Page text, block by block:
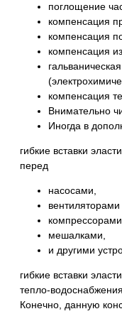
поглощение
компенсация
компенсация
компенсация
компенсация
Внимательно
Иногда в
гибкие вставки
перед
насосами,
компрессорами,
мешалками,
и другими
гибкие вставки
тепло-
Конечно, данную